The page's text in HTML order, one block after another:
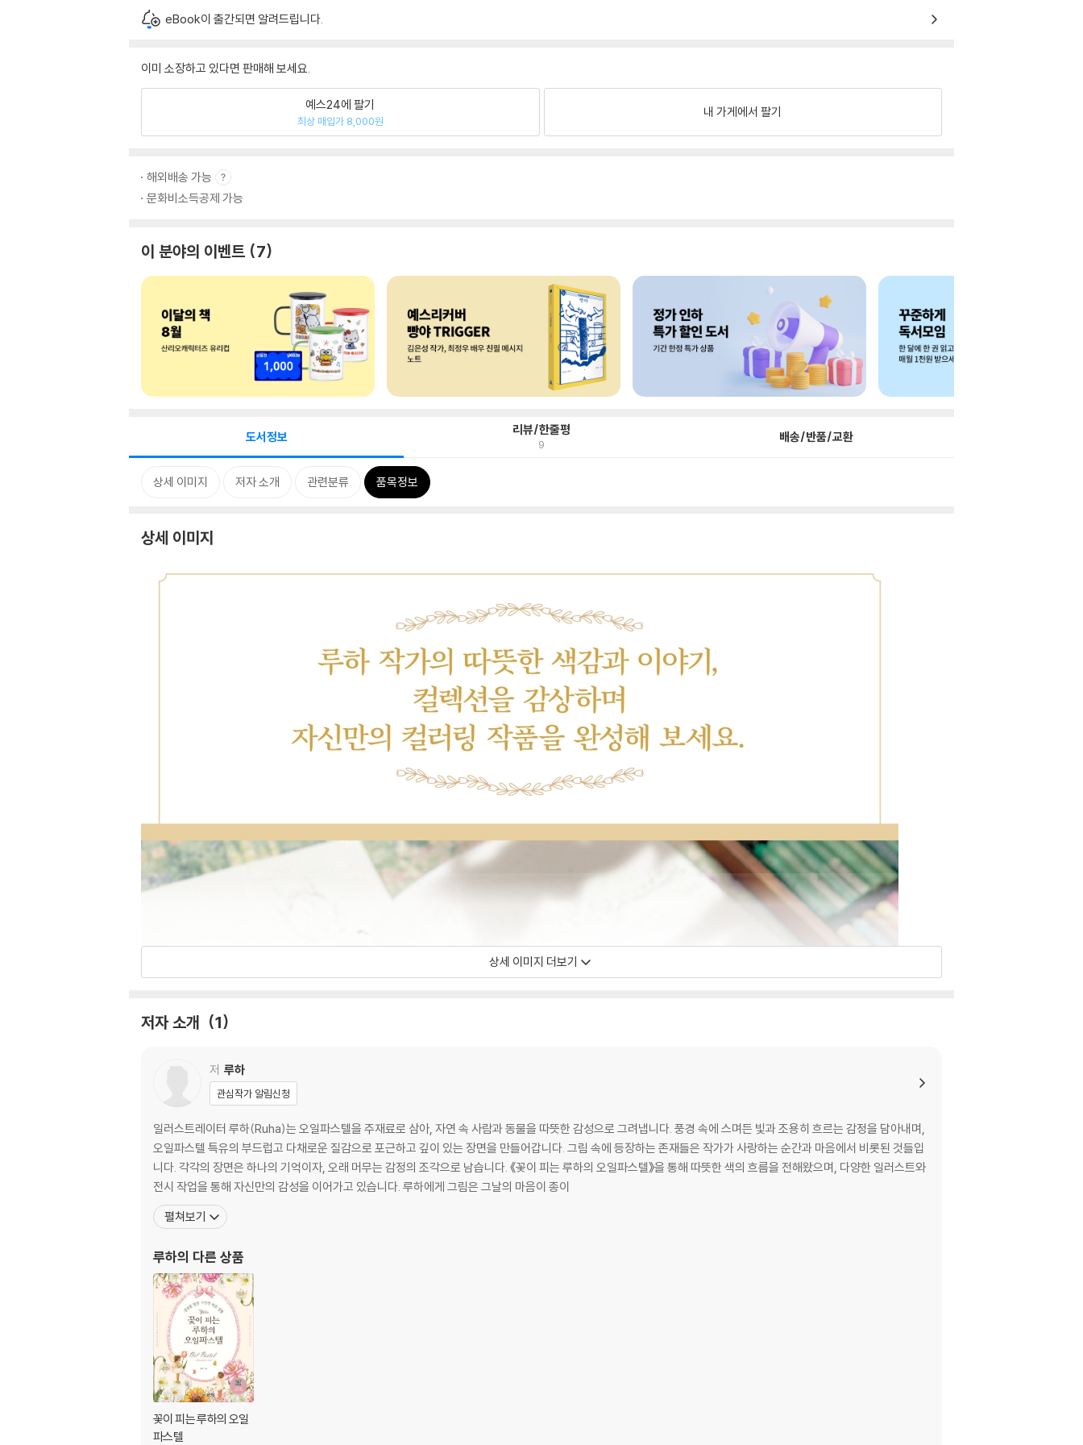
eBook이 출간되면 알려드립니다.
이미 소장하고 있다면 판매해 보세요.
예스24에 팔기
최상 매입가 8,000원
내 가게에서 팔기
해외배송 가능
문화비소득공제 가능
이 분야의 이벤트 7
도서정보 리뷰/한줄평
9 배송/반품/교환
상세 이미지 저자 소개 관련분류 품목정보
상세 이미지
상세 이미지 더보기
저자 소개 1
저 루하
관심작가 알림신청
일러스트레이터 루하(Ruha)는 오일파스텔을 주재료로 삼아, 자연 속 사람과 동물을 따뜻한 감성으로 그려냅니다. 풍경 속에 스며든 빛과 조용히 흐르는 감정을 담아내며,
오일파스텔 특유의 부드럽고 다채로운 질감으로 포근하고 깊이 있는 장면을 만들어갑니다. 그림 속에 등장하는 존재들은 작가가 사랑하는 순간과 마음에서 비롯된 것들입
니다. 각각의 장면은 하나의 기억이자, 오래 머무는 감정의 조각으로 남습니다. 《꽃이 피는 루하의 오일파스텔》을 통해 따뜻한 색의 흐름을 전해왔으며, 다양한 일러스트와
전시 작업을 통해 자신만의 감성을 이어가고 있습니다. 루하에게 그림은 그날의 마음이 종이
펼쳐보기
루하의 다른 상품
꽃이 피는 루하의 오일
파스텔